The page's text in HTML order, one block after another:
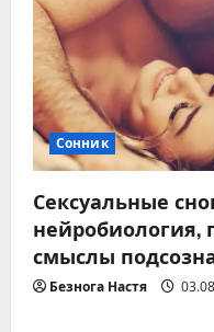
Сонник
Сексуальные
нейробиология,
смыслы
Безнога Настя